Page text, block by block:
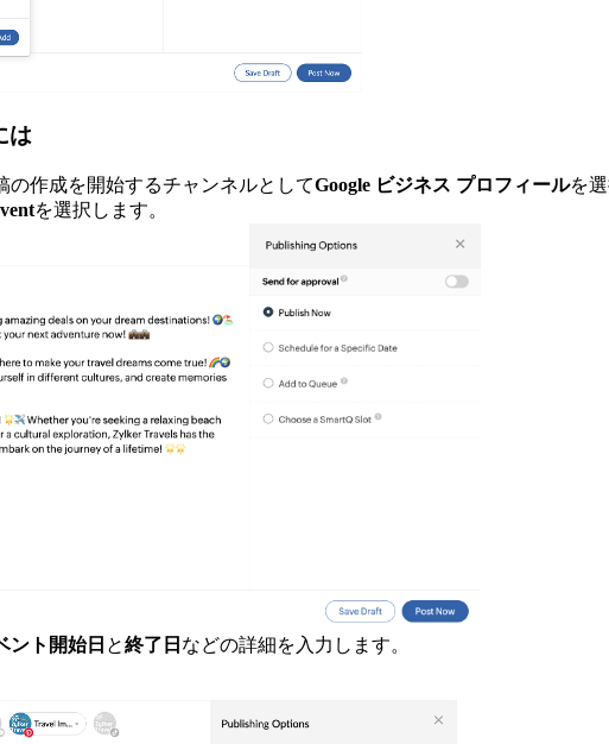
は
の作成を開始するチャンネルとしてGoogle ビジネス プロフィールを選
を選択します。
ント開始日 と終了日 などの詳細を入力します。